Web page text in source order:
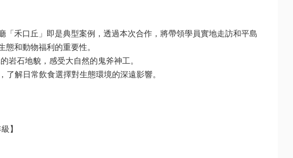
禾口丘」即是典型案例，透過本次合作，將帶領學員實地走訪和平島
和動物福利的重要性。
岩石地貌，感受大自然的鬼斧神工。
解日常飲食選擇對生態環境的深遠影響。
】